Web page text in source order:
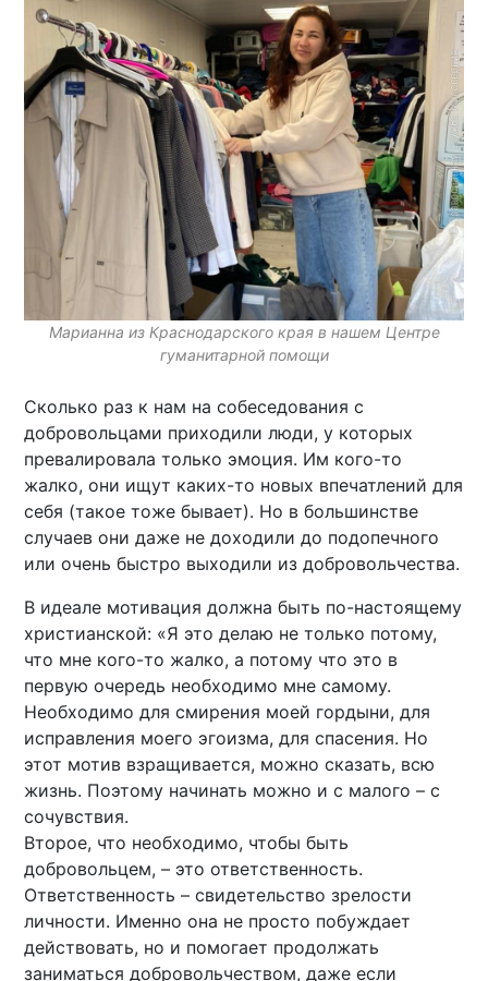
Марианна из Краснодарского края в нашем Центре
гуманитарной помощи
Сколько раз к нам на собеседования с
добровольцами приходили люди, у которых
превалировала только эмоция. Им кого-то
жалко, они ищут каких-то новых впечатлений для
себя (такое тоже бывает). Но в большинстве
случаев они даже не доходили до подопечного
или очень быстро выходили из добровольчества.
В идеале мотивация должна быть по-настоящему
христианской: «Я это делаю не только потому,
что мне кого-то жалко, а потому что это в
первую очередь необходимо мне самому.
Необходимо для смирения моей гордыни, для
исправления моего эгоизма, для спасения. Но
этот мотив взращивается, можно сказать, всю
жизнь. Поэтому начинать можно и с малого – с
сочувствия.
Второе, что необходимо, чтобы быть
добровольцем, – это ответственность.
Ответственность – свидетельство зрелости
личности. Именно она не просто побуждает
действовать, но и помогает продолжать
заниматься добровольчеством, даже если